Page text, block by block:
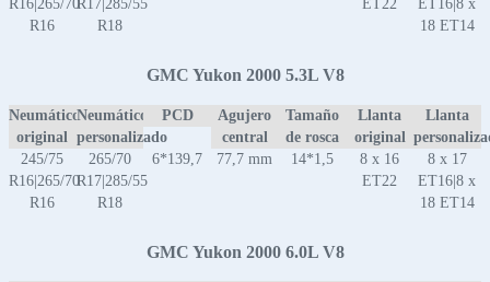
R16|265/70
R16
R17|285/55
R18
ET22
ET16|8 x
18 ET14
GMC Yukon 2000 5.3L V8
Neumático
original
Neumático
personalizado
PCD
Agujero
central
Tamaño
de rosca
Llanta
original
Llanta
245/75
R16|265/70
R16
265/70
R17|285/55
R18
6*139,7 77,7 mm 14*1,5
8 x 16
ET22
8 x 17
ET16|8 x
18 ET14
GMC Yukon 2000 6.0L V8